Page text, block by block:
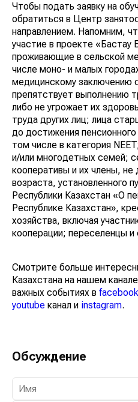
Чтобы подать заявку на
обратиться в Центр
направлением. Напомним,
участие в проекте «Бастау
проживающие в сельской
числе моно- и малых
медицинскому заключению
препятствует выполнению
либо не угрожает их
труда других лиц; лица
до достижения
том числе в категория
и/или многодетных семей;
кооперативы и их члены, не
возраста, установленного
Республики Казахстан «О
Республике Казахстан»,
хозяйства, включая
кооперации; переселенцы и
Смотрите больше
Казахстана на нашем канале
важных событиях в facebook
youtube канал и instagram.
Обсуждение